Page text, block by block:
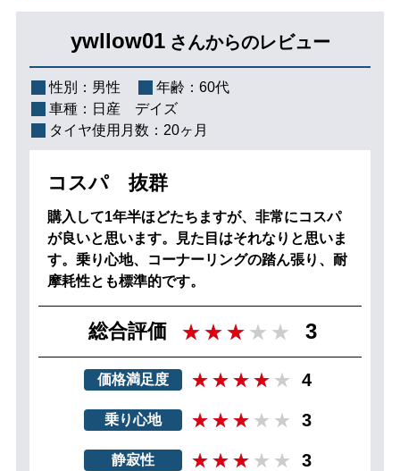
ywllow01 さんからのレビュー
性別： 男性 年齢： 60代
車種： 日産 デイズ
タイヤ使用月数： 20ヶ月
コスパ 抜群
購入して1年半ほどたちますが、非常にコスパ
が良いと思います。見た目はそれなりと思いま
す。乗り心地、コーナーリングの踏ん張り、耐
摩耗性とも標準的です。
総合評価 3
価格満足度 4
乗り心地 3
静寂性 3